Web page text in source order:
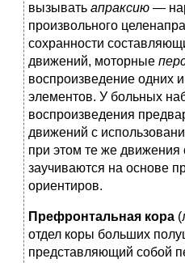
вызывать апраксию —
произвольного
сохранности
движений, моторные
воспроизведение одних
элементов. У больных
воспроизведения
движений с
при этом те же движения
заучиваются на основе
ориентиров.
Префронтальная кора
отдел коры больших
представляющий собой